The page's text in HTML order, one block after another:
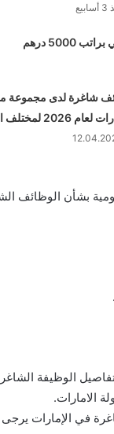
درهم
شاغرة لدى مجموعة
2026 لمختلف التخصصات
بشأن الوظائف
الوظيفة
الامارات.
في الإمارات